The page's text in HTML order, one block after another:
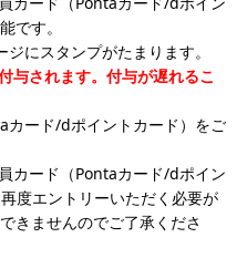
です。
にスタンプがたまります。
与されます。付与が遅れるこ
ード/dポイントカード）をご
カード（Pontaカード/dポイン
度エントリーいただく必要が
きませんのでご了承くださ